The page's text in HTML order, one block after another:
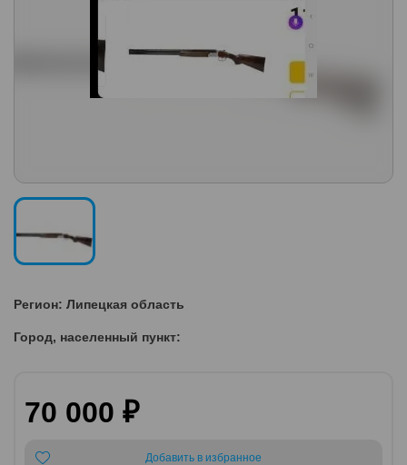
Регион: Липецкая область
Город, населенный пункт:
70 000 ₽
Добавить в избранное